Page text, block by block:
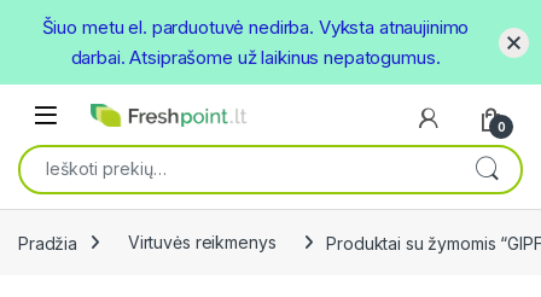
Open
0
Ieškoti:
Pradžia Virtuvės reikmenys Produktai su žymomis
Šiuo metu el. parduotuvė nedirba. Vyksta atnaujinimo
darbai. Atsiprašome už laikinus nepatogumus.